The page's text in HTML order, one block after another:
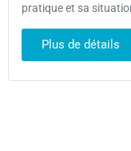
pratique et sa
Plus de détails